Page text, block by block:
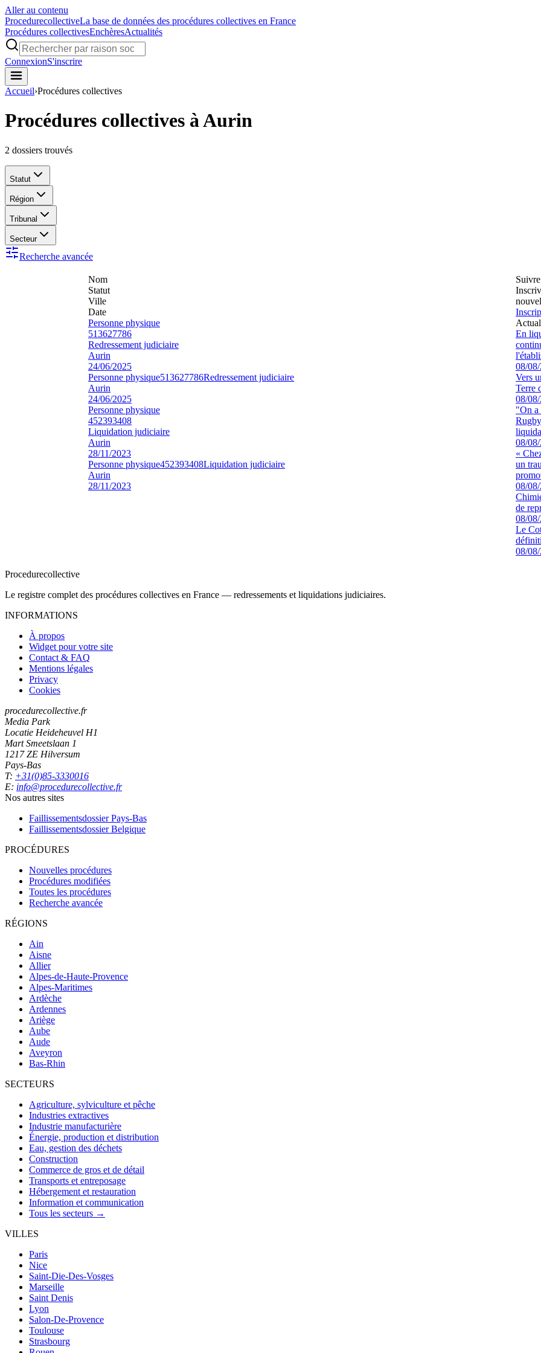
Aller au contenu
ProcedurecollectiveLa base de données des procédures collectives en France
Procédures collectivesEnchèresActualités
ConnexionS'inscrire
Accueil›Procédures collectives
Procédures collectives à Aurin
2 dossiers trouvés
Statut
Région
Tribunal
Secteur
Recherche avancée
Nom
Statut
Ville
Date
Personne physique
513627786
Redressement judiciaire
Aurin
24/06/2025
Personne physique513627786Redressement judiciaire
Aurin
24/06/2025
Personne physique
452393408
Liquidation judiciaire
Aurin
28/11/2023
Personne physique452393408Liquidation judiciaire
Aurin
28/11/2023
En
08/
Vers
Terre
08/
"On a
08/
«
un
08/
de
08/
Le
08/
Procedurecollective
Le registre complet des procédures collectives en France — redressements et liquidations judiciaires.
INFORMATIONS
À propos
Widget pour votre site
Contact & FAQ
Mentions légales
Privacy
Cookies
procedurecollective.fr
Media Park
Locatie Heideheuvel H1
Mart Smeetslaan 1
1217 ZE Hilversum
Pays-Bas
T: +31(0)85-3330016
E: info@procedurecollective.fr
Nos autres sites
Faillissementsdossier Pays-Bas
Faillissementsdossier Belgique
PROCÉDURES
Nouvelles procédures
Procédures modifiées
Toutes les procédures
Recherche avancée
RÉGIONS
Ain
Aisne
Allier
Alpes-de-Haute-Provence
Alpes-Maritimes
Ardèche
Ardennes
Ariège
Aube
Aude
Aveyron
Bas-Rhin
SECTEURS
Agriculture, sylviculture et pêche
Industries extractives
Industrie manufacturière
Énergie, production et distribution
Eau, gestion des déchets
Construction
Commerce de gros et de détail
Transports et entreposage
Hébergement et restauration
Information et communication
Tous les secteurs →
VILLES
Paris
Nice
Saint-Die-Des-Vosges
Marseille
Saint Denis
Lyon
Salon-De-Provence
Toulouse
Strasbourg